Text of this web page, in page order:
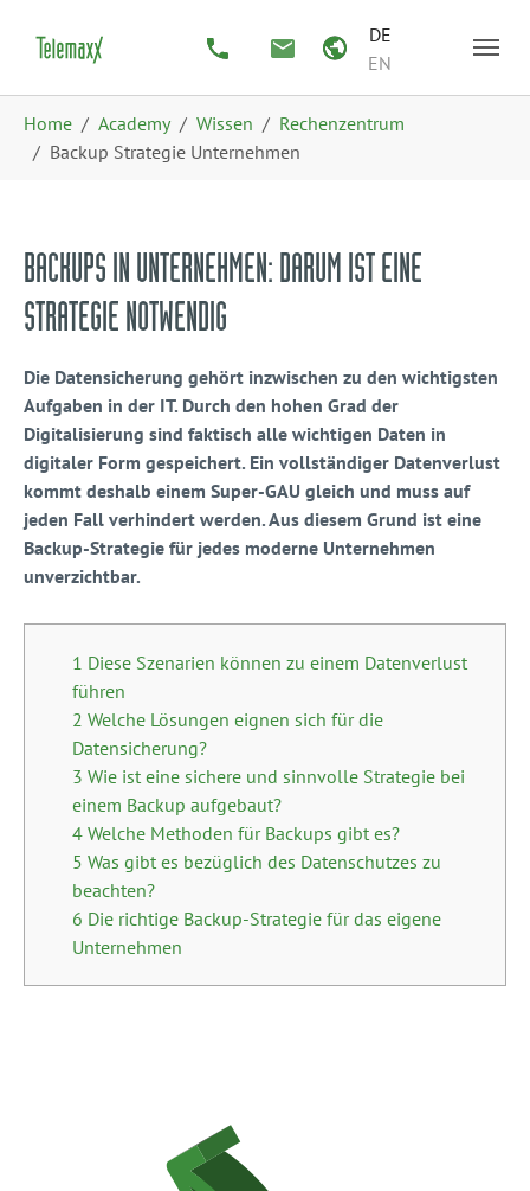
DE
EN
Home Academy Wissen
Rechenzentrum
Backup Strategie Unternehmen
BACKUPS IN UNTERNEHMEN: DARUM IST EINE
STRATEGIE NOTWENDIG
Die Datensicherung gehört inzwischen zu den wichtigsten
Aufgaben in der IT. Durch den hohen Grad der
Digitalisierung sind faktisch alle wichtigen Daten in
digitaler Form gespeichert. Ein vollständiger Datenverlust
kommt deshalb einem Super-GAU gleich und muss auf
jeden Fall verhindert werden. Aus diesem Grund ist eine
Backup-Strategie für jedes moderne Unternehmen
unverzichtbar.
1 Diese Szenarien können zu einem Datenverlust
führen
2 Welche Lösungen eignen sich für die
Datensicherung?
3 Wie ist eine sichere und sinnvolle Strategie bei
einem Backup aufgebaut?
4 Welche Methoden für Backups gibt es?
5 Was gibt es bezüglich des Datenschutzes zu
beachten?
6 Die richtige Backup-Strategie für das eigene
Unternehmen